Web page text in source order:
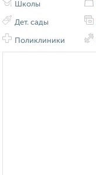
Школы
Дет. сады
Поликлиники